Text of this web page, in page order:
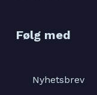
Følg med
Nyhetsbrev